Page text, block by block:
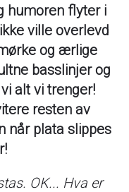
humoren flyter i
ville overlevd
og ærlige
basslinjer og
alt vi trenger!
resten av
når plata slippes
OK... Hva er